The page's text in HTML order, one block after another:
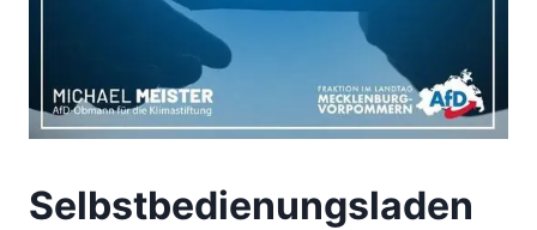
Selbstbedienungsladen